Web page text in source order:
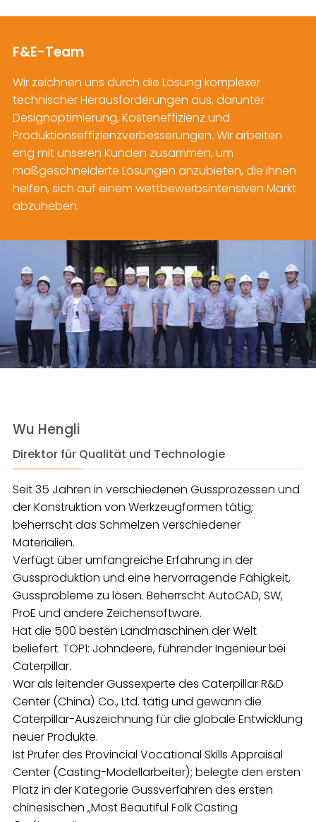
F&E-Team
Wir zeichnen uns durch die Lösung komplexer
technischer Herausforderungen aus, darunter
Designoptimierung, Kosteneffizienz und
Produktionseffizienzverbesserungen. Wir arbeiten
eng mit unseren Kunden zusammen, um
maßgeschneiderte Lösungen anzubieten, die ihnen
helfen, sich auf einem wettbewerbsintensiven Markt
abzuheben.
Wu Hengli
Direktor für Qualität und Technologie
Seit 35 Jahren in verschiedenen Gussprozessen und
der Konstruktion von Werkzeugformen tätig;
beherrscht das Schmelzen verschiedener
Materialien.
Verfügt über umfangreiche Erfahrung in der
Gussproduktion und eine hervorragende Fähigkeit,
Gussprobleme zu lösen. Beherrscht AutoCAD, SW,
ProE und andere Zeichensoftware.
Hat die 500 besten Landmaschinen der Welt
beliefert. TOP1: Johndeere, führender Ingenieur bei
Caterpillar.
War als leitender Gussexperte des Caterpillar R&D
Center (China) Co., Ltd. tätig und gewann die
Caterpillar-Auszeichnung für die globale Entwicklung
neuer Produkte.
Ist Prüfer des Provincial Vocational Skills Appraisal
Center (Casting-Modellarbeiter); belegte den ersten
Platz in der Kategorie Gussverfahren des ersten
chinesischen „Most Beautiful Folk Casting